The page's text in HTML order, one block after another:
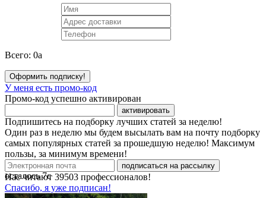
Всего: 0a
Оформить подписку!
У меня есть промо-код
Промо-код успешно активирован
активировать
Подпишитесь на подборку лучших статей за неделю!
Один раз в неделю мы будем высылать вам на почту подборку
самых популярных статей за прошедшую неделю! Максимум
пользы, за минимум времени!
подписаться на рассылку
Нас читают 39503 профессионалов!
Спасибо, я уже подписан!
осталось7с